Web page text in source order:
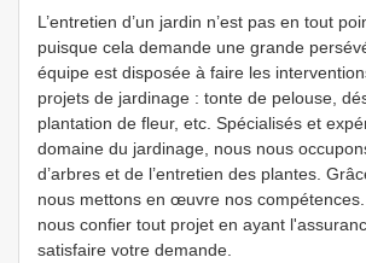
L’entretien d’un jardin n’est pas en tout
puisque cela demande une grande
équipe est disposée à faire les
projets de jardinage : tonte de pelouse,
plantation de fleur, etc. Spécialisés et
domaine du jardinage, nous nous
d’arbres et de l’entretien des plantes.
nous mettons en œuvre nos
nous confier tout projet en ayant
satisfaire votre demande.